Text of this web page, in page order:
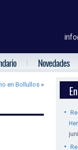
Novedades
en Bollullos »